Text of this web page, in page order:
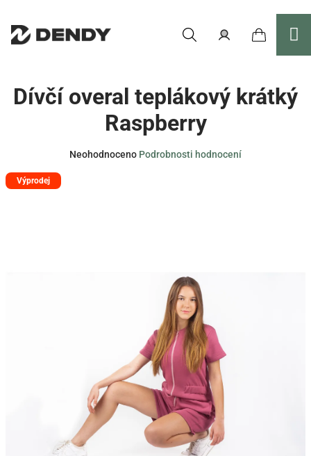
obsah
Nákupní
košík
Dívčí overal teplákový krátký
Raspberry
Průměrné
Neohodnoceno Podrobnosti hodnocení
Výprodej